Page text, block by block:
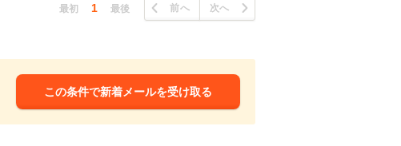
最初 1 最後 前へ 次へ
この条件で新着メールを受け取る